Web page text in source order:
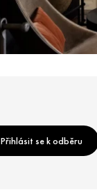
Přihlásit se k odběru